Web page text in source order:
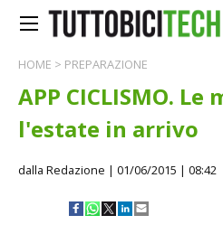
HOME > PREPARAZIONE
APP CICLISMO.
l'estate in arrivo
dalla Redazione | 01/06/2015 | 08:42